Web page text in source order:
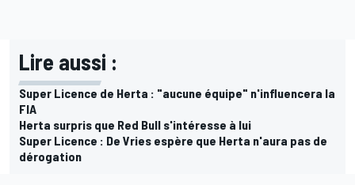
Lire aussi :
Super Licence de Herta : "aucune équipe" n'influencera la
FIA
Herta surpris que Red Bull s'intéresse à lui
Super Licence : De Vries espère que Herta n'aura pas de
dérogation